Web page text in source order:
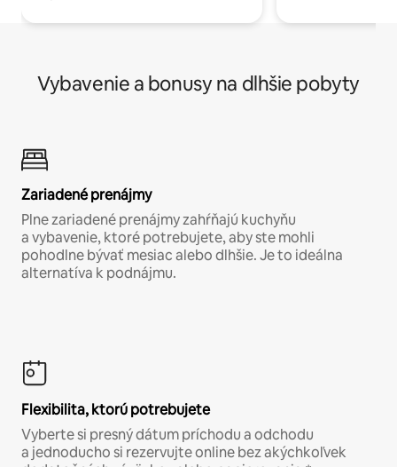
Vybavenie a bonusy na dlhšie pobyty
Zariadené prenájmy
Plne zariadené prenájmy zahŕňajú kuchyňu
a vybavenie, ktoré potrebujete, aby ste mohli
pohodlne bývať mesiac alebo dlhšie. Je to ideálna
alternatíva k podnájmu.
Flexibilita, ktorú potrebujete
Vyberte si presný dátum príchodu a odchodu
a jednoducho si rezervujte online bez akýchkoľvek